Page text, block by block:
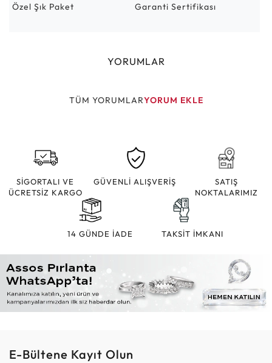
Özel Şık Paket Garanti Sertifikası
YORUMLAR
TÜM YORUMLARYORUM EKLE
SİGORTALI VE
ÜCRETSİZ KARGO
GÜVENLİ ALIŞVERİŞ
SATIŞ
NOKTALARIMIZ
14 GÜNDE İADE TAKSİT İMKANI
E-Bültene Kayıt Olun